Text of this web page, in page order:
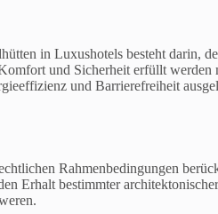
in Luxushotels besteht darin,
und Sicherheit erfüllt werden
und Barrierefreiheit
Rahmenbedingungen
Erhalt bestimmter